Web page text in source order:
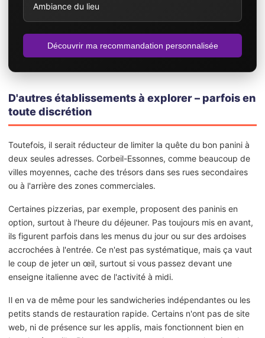
Ambiance du lieu
Découvrir ma recommandation personnalisée
D'autres établissements à explorer – parfois en
toute discrétion
Toutefois, il serait réducteur de limiter la quête du bon panini à
deux seules adresses. Corbeil-Essonnes, comme beaucoup de
villes moyennes, cache des trésors dans ses rues secondaires
ou à l'arrière des zones commerciales.
Certaines pizzerias, par exemple, proposent des paninis en
option, surtout à l'heure du déjeuner. Pas toujours mis en avant,
ils figurent parfois dans les menus du jour ou sur des ardoises
accrochées à l'entrée. Ce n'est pas systématique, mais ça vaut
le coup de jeter un œil, surtout si vous passez devant une
enseigne italienne avec de l'activité à midi.
Il en va de même pour les sandwicheries indépendantes ou les
petits stands de restauration rapide. Certains n'ont pas de site
web, ni de présence sur les applis, mais fonctionnent bien en